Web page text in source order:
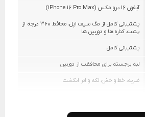
آیفون 16 پرو مکس (iPhone 16 Pro Max)
پشتیبانی کامل از مگ سیف اپل، محافظ 360 درجه از
پشت، کناره ها و دوربین ها
پشتیبانی کامل
لبه‌ برجسته برای محافظت از دوربین
ضربه، خط و خش، لکه و اثر انگشت